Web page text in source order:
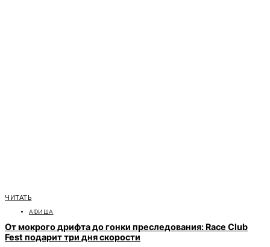
ЧИТАТЬ
АФИША
От мокрого дрифта до гонки преследования: Race Club
Fest подарит три дня скорости